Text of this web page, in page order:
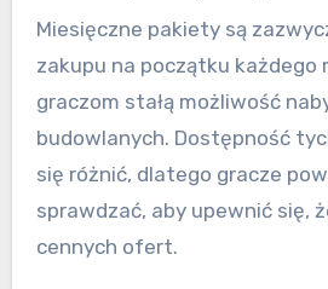
Miesięczne pakiety są
zakupu na początku każdego
graczom stałą możliwość
budowlanych. Dostępność
się różnić, dlatego gracze
sprawdzać, aby upewnić się,
cennych ofert.